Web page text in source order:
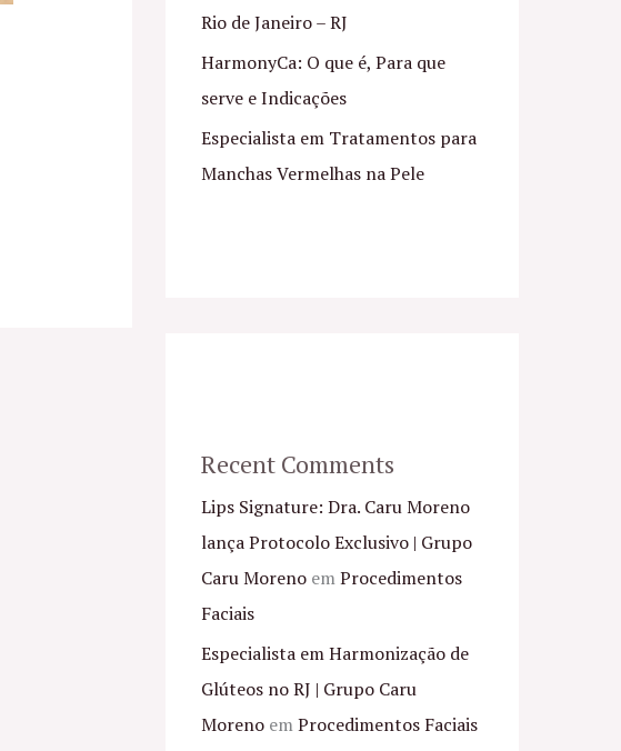
Rio de Janeiro – RJ
HarmonyCa: O que é, Para que
serve e Indicações
Especialista em Tratamentos para
Manchas Vermelhas na Pele
Recent Comments
Lips Signature: Dra. Caru Moreno
lança Protocolo Exclusivo | Grupo
Caru Moreno emProcedimentos
Faciais
Especialista em Harmonização de
Glúteos no RJ | Grupo Caru
Moreno emProcedimentos Faciais